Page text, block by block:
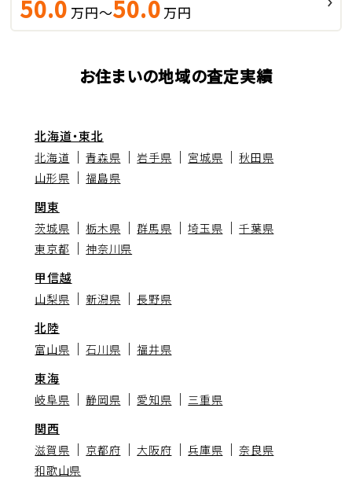
50.0 万円～50.0 万円
お住まいの地域の査定実績
北海道・東北
北海道 青森県 岩手県 宮城県
秋田県
山形県
福島県
関東
茨城県 栃木県 群馬県 埼玉県
千葉県
東京都
神奈川県
甲信越
山梨県 新潟県 長野県
北陸
富山県 石川県 福井県
東海
岐阜県 静岡県 愛知県 三重県
関西
滋賀県 京都府 大阪府 兵庫県
奈良県
和歌山県